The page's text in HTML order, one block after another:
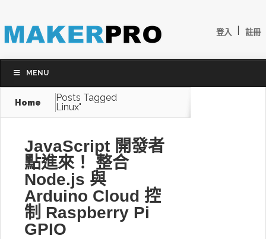
登入 註冊
MENU
Home
Posts Tagged
Linux"
JavaScript 開發者
點進來！ 整合
Node.js 與
Arduino Cloud 控
制 Raspberry Pi
GPIO